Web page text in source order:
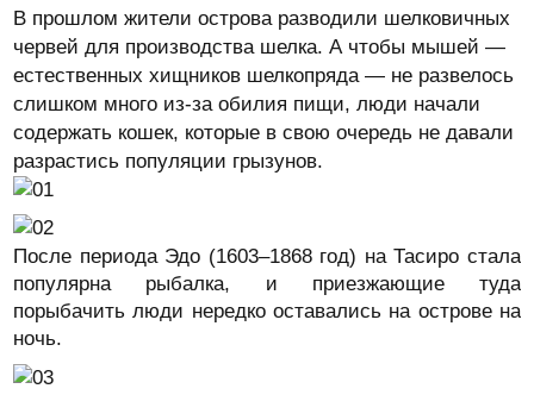
В прошлом жители острова разводили шелковичных
червей для производства шелка. А чтобы мышей —
естественных хищников шелкопряда — не развелось
слишком много из-за обилия пищи, люди начали
содержать кошек, которые в свою очередь не давали
разрастись популяции грызунов.
После периода Эдо (1603–1868 год) на Тасиро стала
популярна рыбалка, и приезжающие туда
порыбачить люди нередко оставались на острове на
ночь.